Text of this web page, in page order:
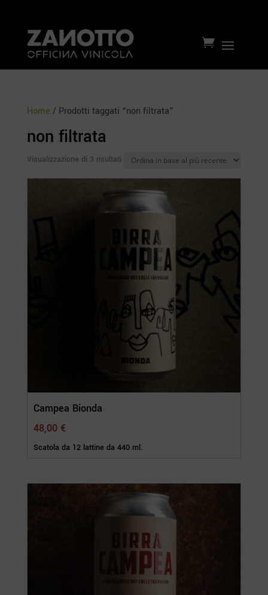

Home / Prodotti taggati “non filtrata”
non filtrata
Visualizzazione di 3 risultatiOrdina
base
recente
Campea Bionda
48,00 €
Scatola da 12 lattine da 440 ml.